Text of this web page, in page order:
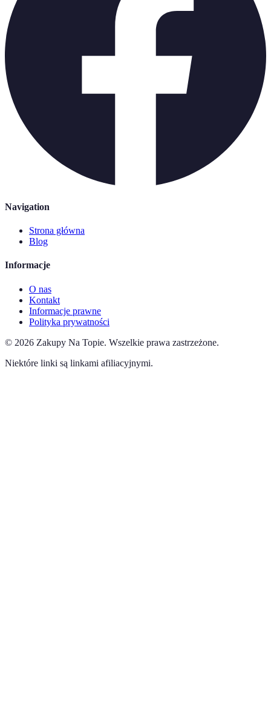
Navigation
Strona główna
Blog
Informacje
O nas
Kontakt
Informacje prawne
Polityka prywatności
© 2026 Zakupy Na Topie. Wszelkie prawa zastrzeżone.
Niektóre linki są linkami afiliacyjnymi.